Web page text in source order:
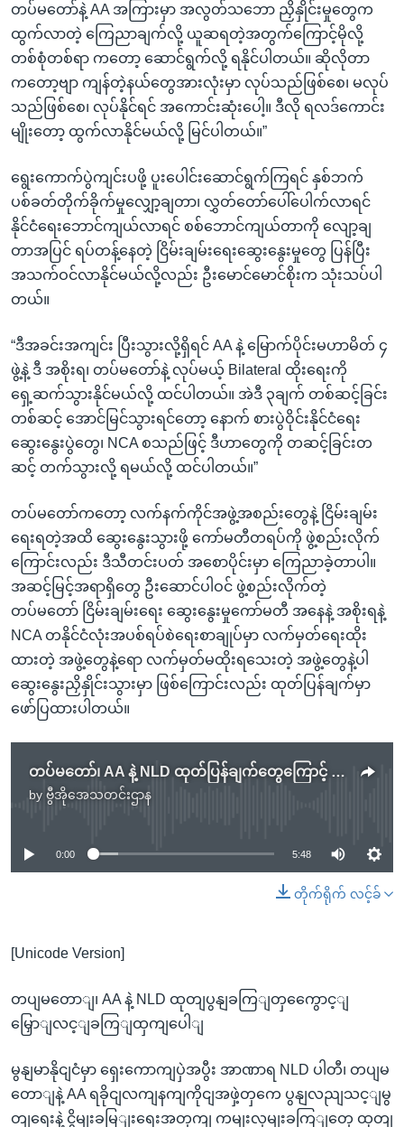
တပ်မတော်နဲ့ AA အကြားမှာ အလွတ်သဘော ညှိနှိုင်းမှုတွေက
ထွက်လာတဲ့ ကြေညာချက်လို့ ယူဆရတဲ့အတွက်ကြောင့်မိုလို့
တစ်စုံတစ်ရာ ကတော့ ဆောင်ရွက်လို့ ရနိုင်ပါတယ်။ ဆိုလိုတာ
ကတော့ဗျာ ကျန်တဲ့နယ်တွေအားလုံးမှာ လုပ်သည်ဖြစ်စေ၊ မလုပ်
သည်ဖြစ်စေ၊ လုပ်နိုင်ရင် အကောင်းဆုံးပေါ့။ ဒီလို ရလဒ်ကောင်း
မျိုးတော့ ထွက်လာနိုင်မယ်လို့ မြင်ပါတယ်။”
ရွေးကောက်ပွဲကျင်းပဖို့ ပူးပေါင်းဆောင်ရွက်ကြရင် နှစ်ဘက်
ပစ်ခတ်တိုက်ခိုက်မှုလျှော့ချတာ၊ လွှတ်တော်ပေါ်ပေါက်လာရင်
နိုင်ငံရေးဘောင်ကျယ်လာရင် စစ်ဘောင်ကျယ်တာကို လျော့ချ
တာအပြင် ရပ်တန့်နေတဲ့ ငြိမ်းချမ်းရေးဆွေးနွေးမှုတွေ ပြန်ပြီး
အသက်ဝင်လာနိုင်မယ်လို့လည်း ဦးမောင်မောင်စိုးက သုံးသပ်ပါ
တယ်။
“ဒီအခင်းအကျင်း ပြီးသွားလို့ရှိရင် AA နဲ့ မြောက်ပိုင်းမဟာမိတ် ၄
ဖွဲ့နဲ့ ဒီ အစိုးရ၊ တပ်မတော်နဲ့ လုပ်မယ့် Bilateral ထိုးရေးကို
ရှေ့ဆက်သွားနိုင်မယ်လို့ ထင်ပါတယ်။ အဲဒီ ၃ချက် တစ်ဆင့်ခြင်း
တစ်ဆင့် အောင်မြင်သွားရင်တော့ နောက် စားပွဲဝိုင်းနိုင်ငံရေး
ဆွေးနွေးပွဲတွေ၊ NCA စသည်ဖြင့် ဒီဟာတွေကို တဆင့်ခြင်းတ
ဆင့် တက်သွားလို့ ရမယ်လို့ ထင်ပါတယ်။”
တပ်မတော်ကတော့ လက်နက်ကိုင်အဖွဲ့အစည်းတွေနဲ့ ငြိမ်းချမ်း
ရေးရတဲ့အထိ ဆွေးနွေးသွားဖို့ ကော်မတီတရပ်ကို ဖွဲ့စည်းလိုက်
ကြောင်းလည်း ဒီသီတင်းပတ် အစောပိုင်းမှာ ကြေညာခဲ့တာပါ။
အဆင့်မြင့်အရာရှိတွေ ဦးဆောင်ပါဝင် ဖွဲ့စည်းလိုက်တဲ့
တပ်မတော် ငြိမ်းချမ်းရေး ဆွေးနွေးမှုကော်မတီ အနေနဲ့ အစိုးရနဲ့
NCA တနိုင်ငံလုံးအပစ်ရပ်စဲရေးစာချုပ်မှာ လက်မှတ်ရေးထိုး
ထားတဲ့ အဖွဲ့တွေနဲ့ရော လက်မှတ်မထိုးရသေးတဲ့ အဖွဲ့တွေနဲ့ပါ
ဆွေးနွေးညှိနှိုင်းသွားမှာ ဖြစ်ကြောင်းလည်း ထုတ်ပြန်ချက်မှာ
ဖော်ပြထားပါတယ်။
တပ်မတော်၊ AA နဲ့ NLD ထုတ်ပြန်ချက်တွေကြောင့် မေ ျှာ်လင့်ချက်ထွက်ပေါ်
by ဗွီအိုအေသတင်းဌာန
No media source currently available
0:00 5:48
တိုက်ရိုက် လင့်ခ်
[Unicode Version]
တပျမတောျ၊ AA နဲ့ NLD ထုတျပွနျခကြျတှကွေောင့ျ
မြှောျလင့ျခကြျထှကျပေါျ
မွနျမာနိုငျငံမှာ ရှေးကောကျပှဲအပွီး အာဏာရ NLD ပါတီ၊ တပျမ
တောျနဲ့ AA ရခိုငျလကျနကျကိုငျအဖှဲ့တှကေ ပွနျလညျသင့ျမွ
တျရေးနဲ့ ငွိမျးခမြျးရေးအတှကျ ကမျးလှမျးခကြျတှေ ထုတျ